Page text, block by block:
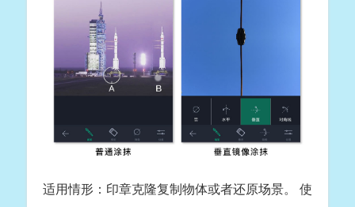
适用情形：印章克隆复制物体或者还原场景。 使